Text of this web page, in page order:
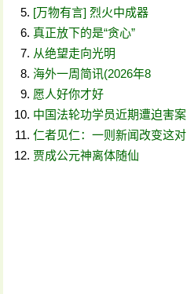
[万物有言] 烈火中成器
真正放下的是“贪心”
从绝望走向光明
海外一周简讯(2026年8
愿人好你才好
中国法轮功学员近期遭迫害案
仁者见仁：一则新闻改变这对
贾成公元神离体随仙